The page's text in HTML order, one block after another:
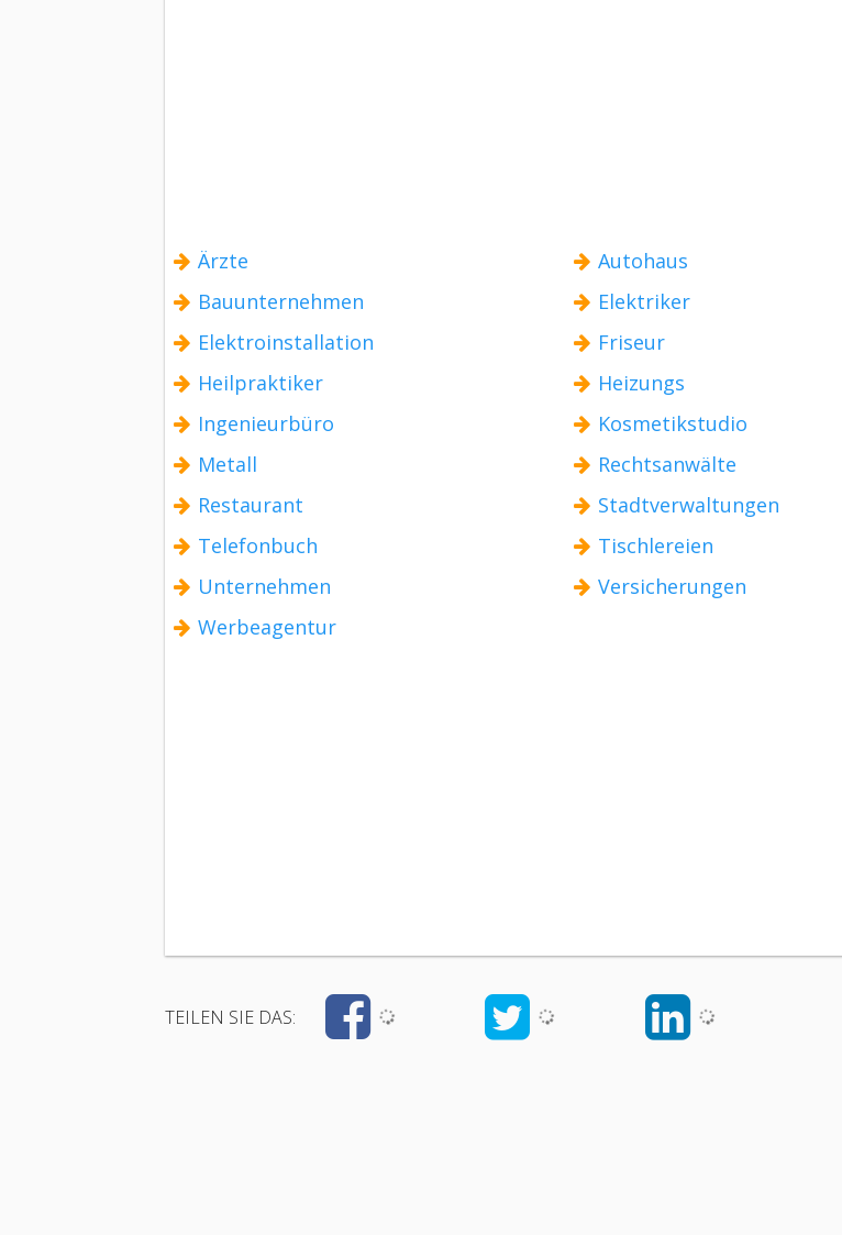
Ärzte
Autohaus
Bauunternehmen
Elektriker
Elektroinstallation
Friseur
Heilpraktiker
Heizungs
Ingenieurbüro
Kosmetikstudio
Metall
Rechtsanwälte
Restaurant
Stadtverwaltungen
Telefonbuch
Tischlereien
Unternehmen
Versicherungen
Werbeagentur
TEILEN SIE DAS: